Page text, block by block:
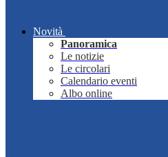
Novità
Panoramica
Le notizie
Le circolari
Calendario eventi
Albo online